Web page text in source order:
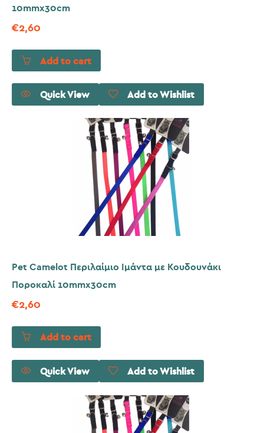
10mmx30cm
€2,60
Add to cart
Quick View Add to Wishlist
Pet Camelot Περιλαίμιο Ιμάντα με Κουδουνάκι
Ποροκαλί 10mmx30cm
€2,60
Add to cart
Quick View Add to Wishlist